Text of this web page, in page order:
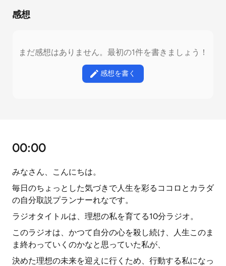
感想
まだ感想はありません。最初の1件を書きましょう！
感想を書く
00:00
みなさん、こんにちは。
毎日のちょっとした気づきで人生を彩るココロとカラダ
の自分取説プランナーれなです。
ラジオタイトルは、理想の私を育てる10分ラジオ。
このラジオは、かつて自分の心を殺し続け、人生このま
ま終わっていくのかなと思っていた私が、
決めた理想の未来を迎えに行くため、行動する私になっ